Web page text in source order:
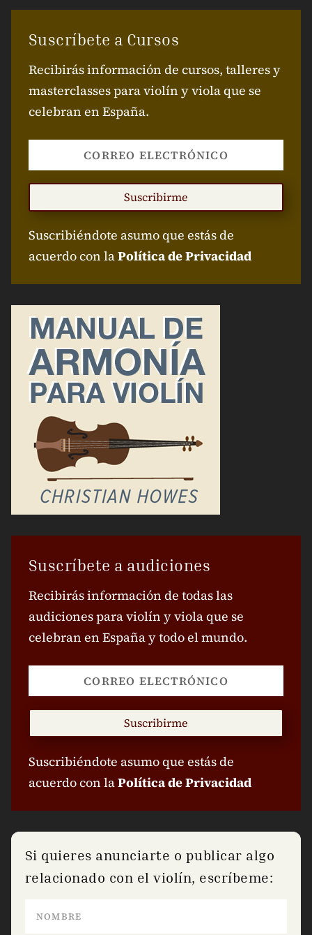
Suscríbete a Cursos
Recibirás información de cursos, talleres y
masterclasses para violín y viola que se
celebran en España.
Suscribirme
Suscribiéndote asumo que estás de
acuerdo con laPolítica de Privacidad
Suscríbete a audiciones
Recibirás información de todas las
audiciones para violín y viola que se
celebran en España y todo el mundo.
Suscribirme
Suscribiéndote asumo que estás de
acuerdo con laPolítica de Privacidad
Si quieres anunciarte o publicar algo
relacionado con el violín, escríbeme: